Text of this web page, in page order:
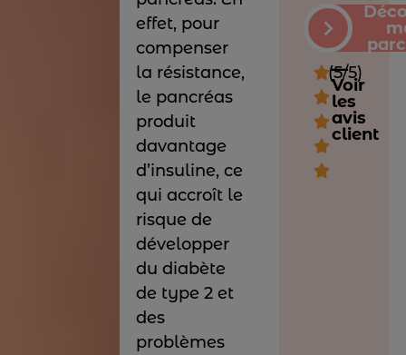
effet, pour
compenser
la résistance,
le pancréas
produit
davantage
d’insuline, ce
qui accroît le
risque de
développer
du diabète
de type 2 et
des
problèmes





(5/5)
—
Voir
les
avis
client